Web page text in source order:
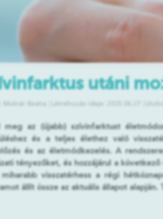
utáni
meg az (újabb) szívinfarktust
és a teljes élethez való
és az életmódkezelés. A
tényezőket, és hozzájárul a
visszatérhess a régi
állít össze az aktuális állapot